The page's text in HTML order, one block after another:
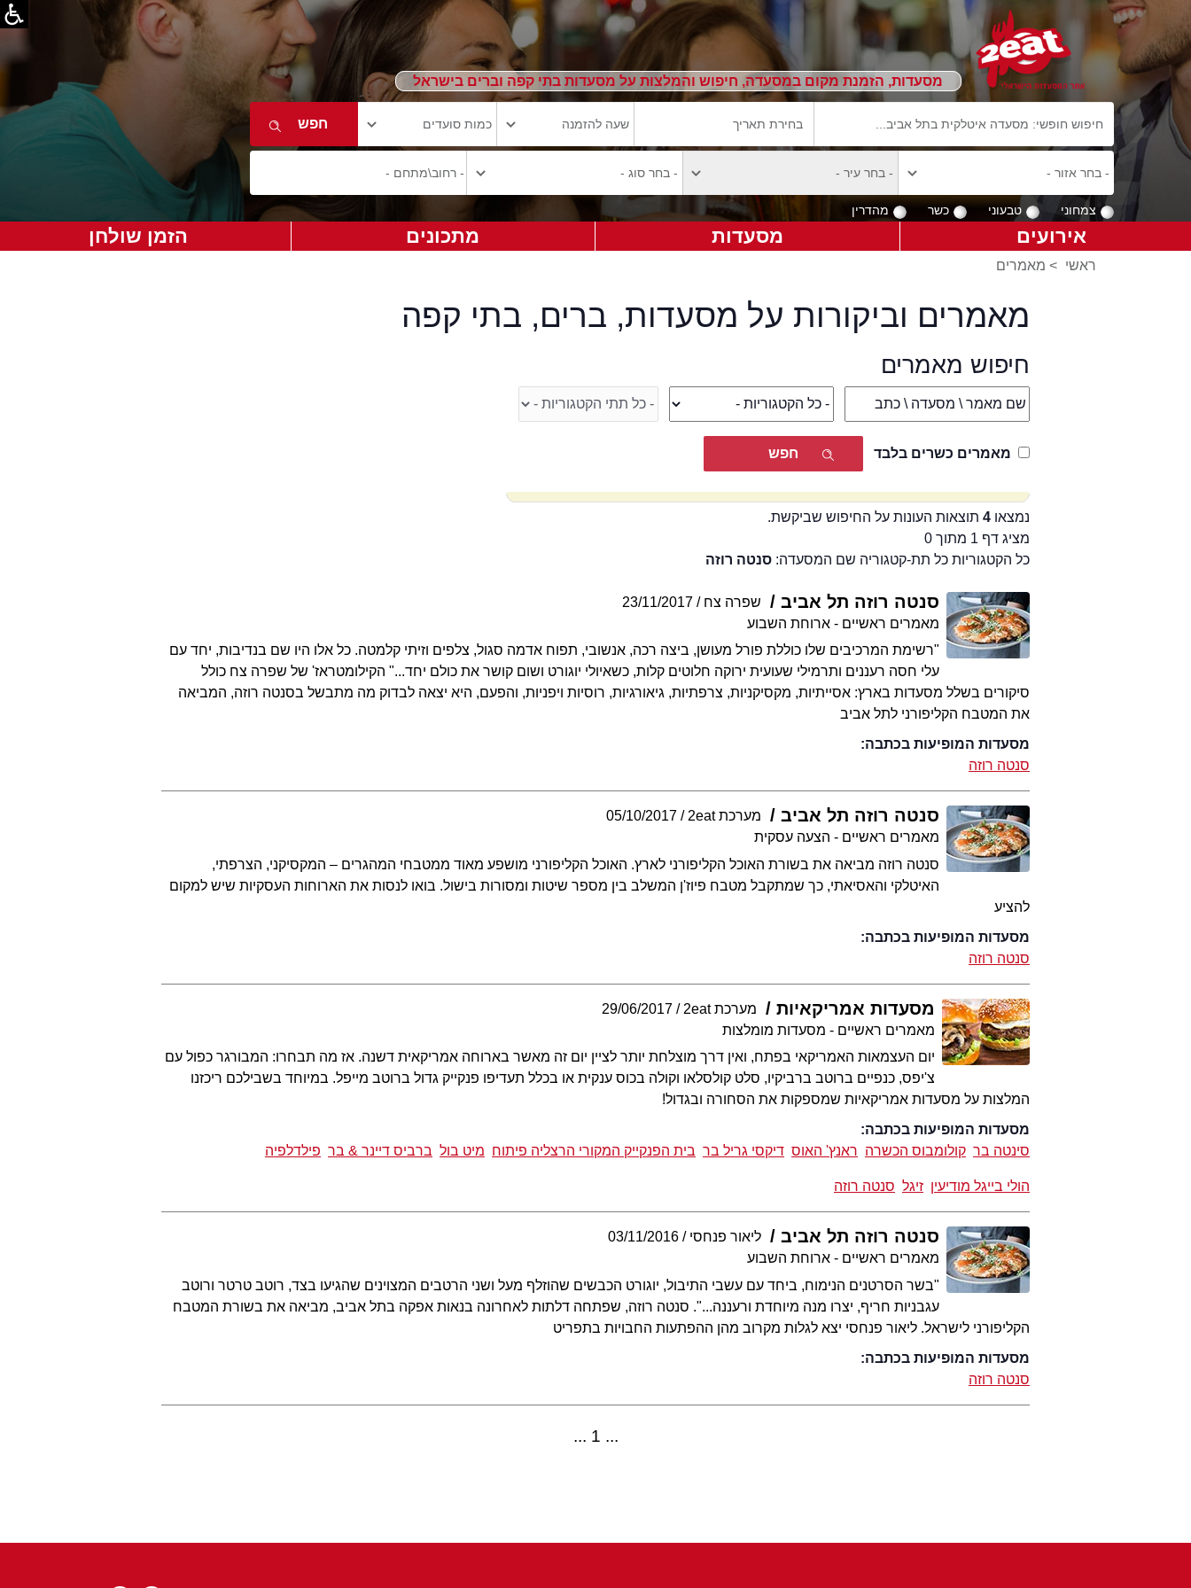
מסעדות, הזמנת מקום במסעדה, חיפוש והמלצות על מסעדות בתי קפה וברים בישראל
צמחוני טבעוני כשר מהדרין
אירועים מסעדות מתכונים הזמן שולחן
ראשי > מאמרים
מאמרים וביקורות על מסעדות, ברים, בתי קפה
חיפוש מאמרים
מאמרים כשרים בלבד
נמצאו 4תוצאות העונות על החיפוש שביקשת.
מציג דף 1 מתוך 0
כל הקטגוריות כל תת-קטגוריה שם המסעדה: סנטה רוזה
סנטה רוזה תל אביב שפרה צח
23/11/2017
מאמרים ראשיים - ארוחת השבוע
"רשימת המרכיבים שלו כוללת פורל מעושן, ביצה רכה, אנשובי, תפוח אדמה סגול, צלפים וזיתי קלמטה. כל אלו היו שם בנדיבות, יחד עם
עלי חסה רעננים ותרמילי שעועית ירוקה חלוטים קלות, כשאיולי יוגורט ושום קושר את כולם יחד..." הקילומטראז' של שפרה צח כולל
סיקורים בשלל מסעדות בארץ: אסייתיות, מקסיקניות, צרפתיות, גיאורגיות, רוסיות ויפניות, והפעם, היא יצאה לבדוק מה מתבשל בסנטה רוזה, המביאה
את המטבח הקליפורני לתל אביב
מסעדות המופיעות בכתבה:
סנטה רוזה
סנטה רוזה תל אביב מערכת 2eat
05/10/2017
מאמרים ראשיים - הצעה עסקית
סנטה רוזה מביאה את בשורת האוכל הקליפורני לארץ. האוכל הקליפורני מושפע מאוד ממטבחי המהגרים – המקסיקני, הצרפתי,
האיטלקי והאסיאתי, כך שמתקבל מטבח פיוז'ן המשלב בין מספר שיטות ומסורות בישול. בואו לנסות את הארוחות העסקיות שיש למקום
להציע
מסעדות המופיעות בכתבה:
סנטה רוזה
מסעדות אמריקאיות מערכת 2eat
29/06/2017
מאמרים ראשיים - מסעדות מומלצות
יום העצמאות האמריקאי בפתח, ואין דרך מוצלחת יותר לציין יום זה מאשר בארוחה אמריקאית דשנה. אז מה תבחרו: המבורגר כפול עם
צ'יפס, כנפיים ברוטב ברביקיו, סלט קולסלאו וקולה בכוס ענקית או בכלל תעדיפו פנקייק גדול ברוטב מייפל. במיוחד בשבילכם ריכזנו
המלצות על מסעדות אמריקאיות שמספקות את הסחורה ובגדול!
מסעדות המופיעות בכתבה:
סינטה בר קולומבוס הכשרה ראנץ' האוס דיקסי גריל בר בית הפנקייק המקורי הרצליה פיתוח מיט בול ברביס דיינר & בר פילדלפיה
הולי בייגל מודיעין זיגל סנטה רוזה
סנטה רוזה תל אביב ליאור פנחסי
03/11/2016
מאמרים ראשיים - ארוחת השבוע
"בשר הסרטנים הנימוח, ביחד עם עשבי התיבול, יוגורט הכבשים שהוזלף מעל ושני הרטבים המצוינים שהגיעו בצד, רוטב טרטר ורוטב
עגבניות חריף, יצרו מנה מיוחדת ורעננה...". סנטה רוזה, שפתחה דלתות לאחרונה בנאות אפקה בתל אביב, מביאה את בשורת המטבח
הקליפורני לישראל. ליאור פנחסי יצא לגלות מקרוב מהן ההפתעות החבויות בתפריט
מסעדות המופיעות בכתבה:
סנטה רוזה
1